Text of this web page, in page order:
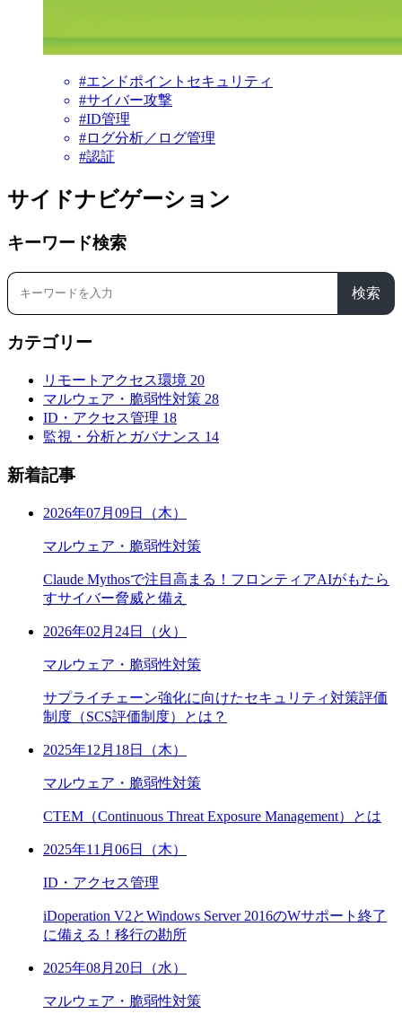
#エンドポイントセキュリティ
#サイバー攻撃
#ID管理
#ログ分析／ログ管理
#認証
サイドナビゲーション
キーワード検索
検索
カテゴリー
リモートアクセス環境 20
マルウェア・脆弱性対策 28
ID・アクセス管理 18
監視・分析とガバナンス 14
新着記事
2026年07月09日（木）
マルウェア・脆弱性対策
Claude Mythosで注目高まる！フロンティアAIがもたら
すサイバー脅威と備え
2026年02月24日（火）
マルウェア・脆弱性対策
サプライチェーン強化に向けたセキュリティ対策評価
制度（SCS評価制度）とは？
2025年12月18日（木）
マルウェア・脆弱性対策
CTEM（Continuous Threat Exposure Management）とは
2025年11月06日（木）
ID・アクセス管理
iDoperation V2とWindows Server 2016のWサポート終了
に備える！移行の勘所
2025年08月20日（水）
マルウェア・脆弱性対策